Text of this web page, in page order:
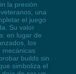
la presión
una
el juego
Su valor
en lugar de
los
mecánicas
builds sin
simboliza el